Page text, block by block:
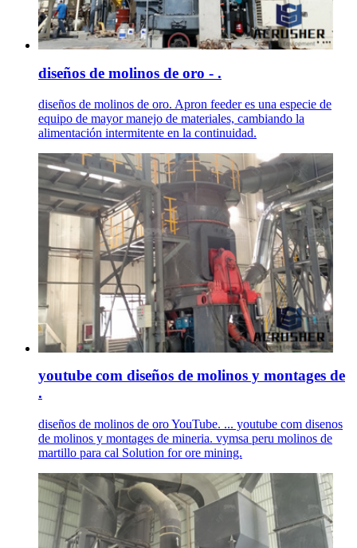
diseños de molinos de oro - .
diseños de molinos de oro. Apron feeder es una especie de
equipo de mayor manejo de materiales, cambiando la
alimentación intermitente en la continuidad.
youtube com diseños de molinos y montages de
.
diseños de molinos de oro YouTube. ... youtube com disenos
de molinos y montages de mineria. vymsa peru molinos de
martillo para cal Solution for ore mining.